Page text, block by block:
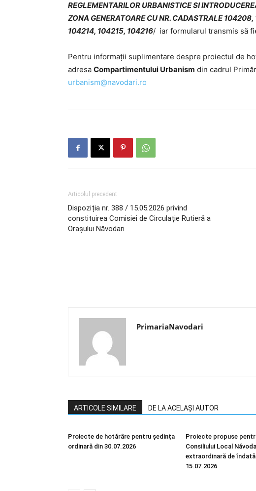
REGLEMENTARILOR URBANISTICE SI
ZONA GENERATOARE CU NR. CADASTRALE
104214, 104215, 104216/ iar formularul transmis să
Pentru informații suplimentare despre proiectul de
adresa Compartimentului Urbanism din cadrul
urbanism@navodari.ro
Articolul precedent
Dispoziția nr. 388 / 15.05.2026 privind
constituirea Comisiei de Circulație Rutieră a
Orașului Năvodari
PrimariaNavodari
ARTICOLE SIMILARE DE LA ACELAȘI AUTOR
Proiecte de hotărâre pentru ședința
ordinară din 30.07.2026
Proiecte propuse
Consiliului Local
extraordinară de
15.07.2026